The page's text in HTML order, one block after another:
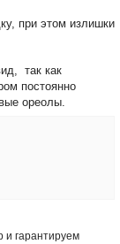
при этом излишки
так как
постоянно
ореолы.
и гарантируем